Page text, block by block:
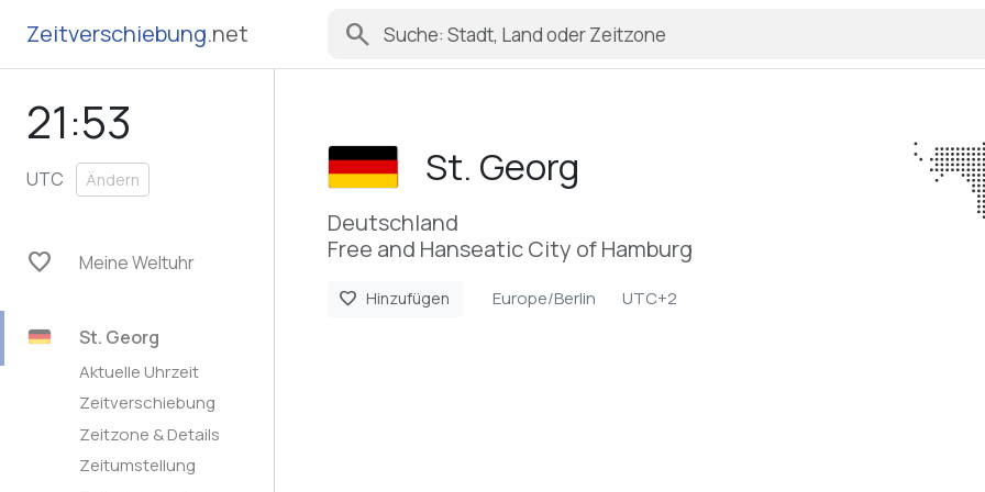
Zeitverschiebung.net search
21:53
UTC Ändern
favorite Meine Weltuhr
St. Georg
Aktuelle Uhrzeit
Zeitverschiebung
Zeitzone & Details
Zeitumstellung
St. Georg
Deutschland
Free and Hanseatic City of Hamburg
favorite Hinzufügen Europe/Berlin UTC+2